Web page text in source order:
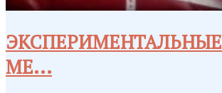
ЭКСПЕРИМЕНТАЛЬНЫЕ
МЕ...